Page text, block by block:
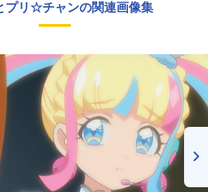
プリ☆チャンの関連画像集